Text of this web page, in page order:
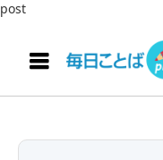
post